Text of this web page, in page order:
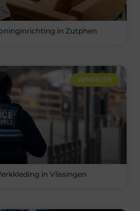
in Zutphen
WINKELEN
in Vlissingen